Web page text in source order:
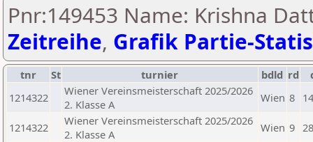
Pnr:149453 Name: Krishna
Zeitreihe, Grafik Partie-
tnr St turnier bdld rd
1214322
Wiener Vereinsmeisterschaft 2025/2026
2. Klasse A
Wien 8
1214322
Wiener Vereinsmeisterschaft 2025/2026
2. Klasse A
Wien 9